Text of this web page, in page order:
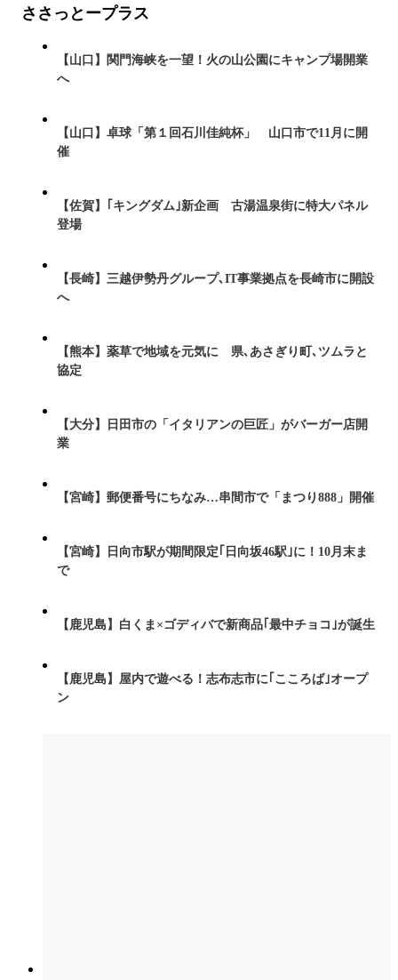
ささっとープラス
【山口】関門海峡を一望！火の山公園にキャンプ場開業
へ
【山口】卓球「第１回石川佳純杯」 山口市で11月に開
催
【佐賀】｢キングダム｣新企画 古湯温泉街に特大パネル
登場
【長崎】三越伊勢丹グループ､IT事業拠点を長崎市に開設
へ
【熊本】薬草で地域を元気に 県､あさぎり町､ツムラと
協定
【大分】日田市の「イタリアンの巨匠」がバーガー店開
業
【宮崎】郵便番号にちなみ…串間市で「まつり888」開催
【宮崎】日向市駅が期間限定｢日向坂46駅｣に！10月末ま
で
【鹿児島】白くま×ゴディバで新商品｢最中チョコ｣が誕生
【鹿児島】屋内で遊べる！志布志市に｢こころば｣オープ
ン